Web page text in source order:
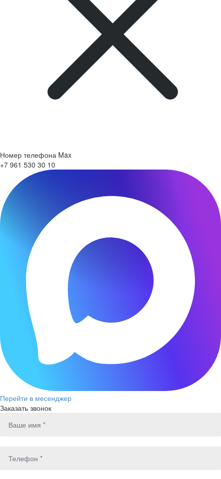
Номер телефона Max
+7 961 530 30 10
Перейти в месенджер
Заказать звонок